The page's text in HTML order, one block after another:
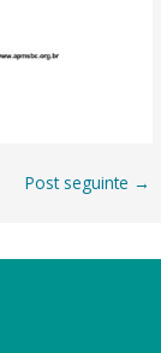
Post seguinte →